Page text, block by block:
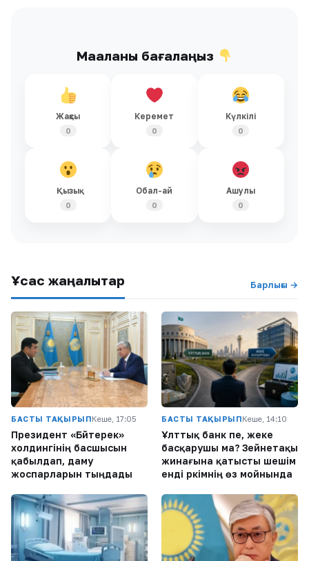
Мақаланы бағалаңыз
Жақсы
0
Керемет
0
Күлкілі
0
Қызық
0
Обал-ай
0
Ашулы
0
Ұқсас жаңалықтар Барлығы →
БАСТЫ ТАҚЫРЫПКеше, 17:05
Президент «Бәйтерек»
холдингінің басшысын
қабылдап, даму
жоспарларын тыңдады
БАСТЫ ТАҚЫРЫПКеше, 14:10
Ұлттық банк пе, жеке
басқарушы ма? Зейнетақы
жинағына қатысты шешім
енді әркімнің өз мойнында